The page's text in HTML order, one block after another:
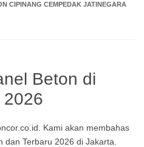
CIPINANG CEMPEDAK JATINEGARA
Beton di
2026
Kami akan membahas
Terbaru 2026 di Jakarta.